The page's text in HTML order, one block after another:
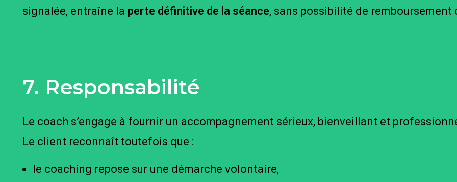
signalée, entraîne la perte définitive de la séance, sans possibilité de remboursement
7. Responsabilité
Le coach s’engage à fournir un accompagnement sérieux, bienveillant et
Le client reconnaît toutefois que :
le coaching repose sur une démarche volontaire,